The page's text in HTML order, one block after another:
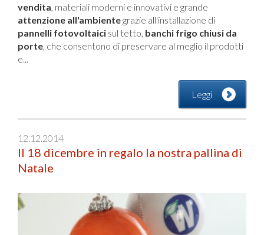
vendita, materiali moderni e innovativi e grande
attenzione all'ambientegrazie all'installazione di
pannelli fotovoltaici sul tetto, banchi frigo chiusi da
porte, che consentono di preservare al meglio il prodotti
e...
Leggi
12.12.2014
Il 18 dicembre in regalo la nostra pallina di
Natale